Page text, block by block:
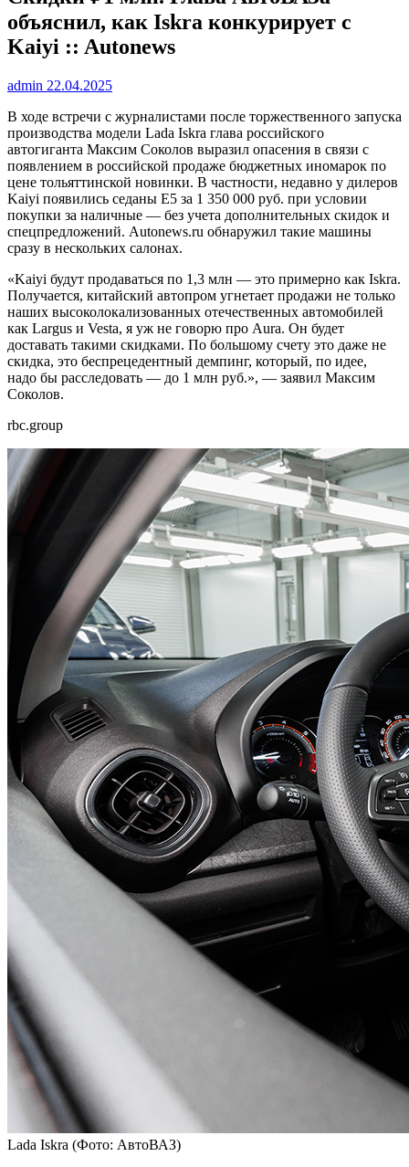
объяснил, как Iskra конкурирует с
Kaiyi :: Autonews
admin 22.04.2025
В ходе встречи с журналистами после торжественного запуска
производства модели Lada Iskra глава российского
автогиганта Максим Соколов выразил опасения в связи с
появлением в российской продаже бюджетных иномарок по
цене тольяттинской новинки. В частности, недавно у дилеров
Kaiyi появились седаны E5 за 1 350 000 руб. при условии
покупки за наличные — без учета дополнительных скидок и
спецпредложений. Autonews.ru обнаружил такие машины
сразу в нескольких салонах.
«Kaiyi будут продаваться по 1,3 млн — это примерно как Iskra.
Получается, китайский автопром угнетает продажи не только
наших высоколокализованных отечественных автомобилей
как Largus и Vesta, я уж не говорю про Aura. Он будет
доставать такими скидками. По большому счету это даже не
скидка, это беспрецедентный демпинг, который, по идее,
надо бы расследовать — до 1 млн руб.», — заявил Максим
Соколов.
rbc.group
Lada Iskra (Фото: АвтоВАЗ)